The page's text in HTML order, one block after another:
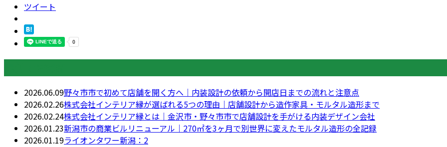
ツイート
2026.06.09野々市市で初めて店舗を開く方へ｜内装設計の依頼から開店日までの流れと注意点
2026.02.26株式会社インテリア縁が選ばれる5つの理由｜店舗設計から造作家具・モルタル造形まで
2026.02.24株式会社インテリア縁とは｜金沢市・野々市市で店舗設計を手がける内装デザイン会社
2026.01.23新潟市の商業ビルリニューアル｜270㎡を3ヶ月で別世界に変えたモルタル造形の全記録
2026.01.19ライオンタワー新潟：2